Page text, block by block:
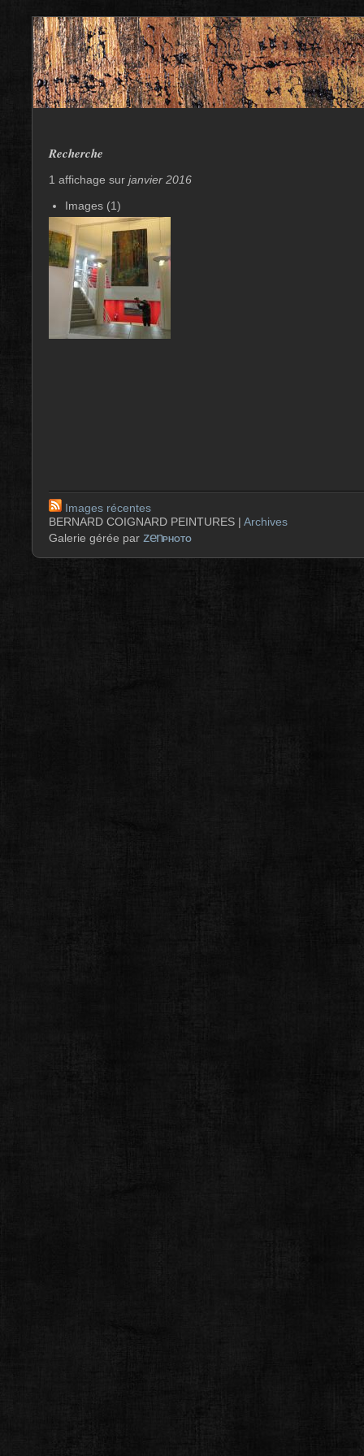
Recherche
1 affichage sur janvier 2016
Images (1)
Images récentes
BERNARD COIGNARD PEINTURES | Archives
Galerie gérée par zenPHOTO